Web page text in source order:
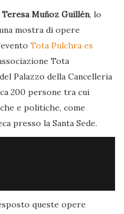
Muñoz Guillén, lo
mostra di opere
Tota Pulchra es
Tota
Palazzo della Cancelleria
200 persone tra cui
e politiche, come
presso la Santa Sede.
queste opere